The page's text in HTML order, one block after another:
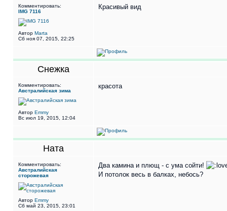
Комментировать:
IMG 7116
Автор Marta
Сб ноя 07, 2015, 22:25
Красивый вид
Снежка
Комментировать:
Австралийская зима
Автор Emmy
Вс июл 19, 2015, 12:04
красота
Ната
Комментировать:
Австралийская
сторожевая
Автор Emmy
Сб май 23, 2015, 23:01
Два камина и плющ - с ума сойти!
И потолок весь в балках, небось?